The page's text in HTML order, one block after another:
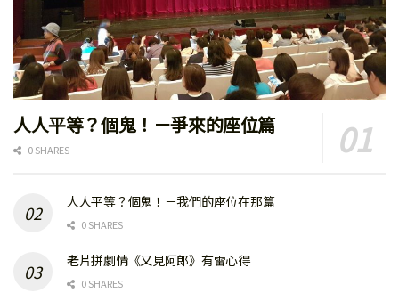
人人平等？個鬼！－爭來的座位篇
0 SHARES
人人平等？個鬼！－我們的座位在那篇
0 SHARES
老片拼劇情《又見阿郎》有雷心得
0 SHARES